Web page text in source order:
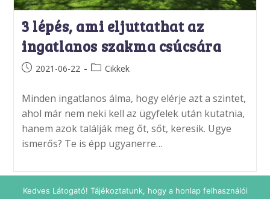
3 lépés, ami eljuttathat az
ingatlanos szakma csúcsára
Post2021-06-22
PostCikkek
Minden ingatlanos álma, hogy elérje azt a szintet,
ahol már nem neki kell az ügyfelek után kutatnia,
hanem azok találják meg őt, sőt, keresik. Ugye
ismerős? Te is épp ugyanerre…
Kedves Látogató! Tájékoztatunk, hogy a honlap felhasználói